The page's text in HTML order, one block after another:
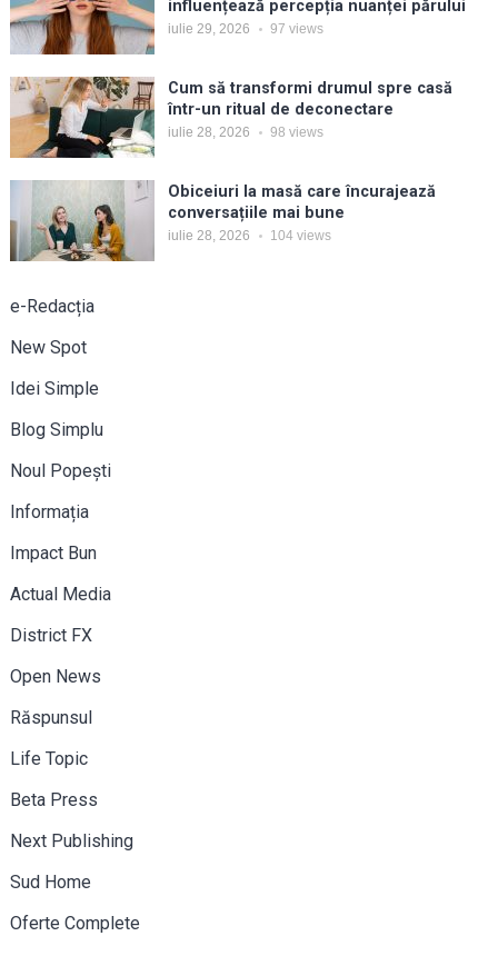
influențează percepția nuanței părului
iulie 29, 2026 97 views
Cum să transformi drumul spre casă
într-un ritual de deconectare
iulie 28, 2026 98 views
Obiceiuri la masă care încurajează
conversațiile mai bune
iulie 28, 2026 104 views
e-Redacția
New Spot
Idei Simple
Blog Simplu
Noul Popești
Informația
Impact Bun
Actual Media
District FX
Open News
Răspunsul
Life Topic
Beta Press
Next Publishing
Sud Home
Oferte Complete